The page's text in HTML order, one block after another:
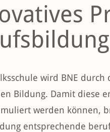
wird BNE
Bildung. Damit diese
werden können,
entsprechende